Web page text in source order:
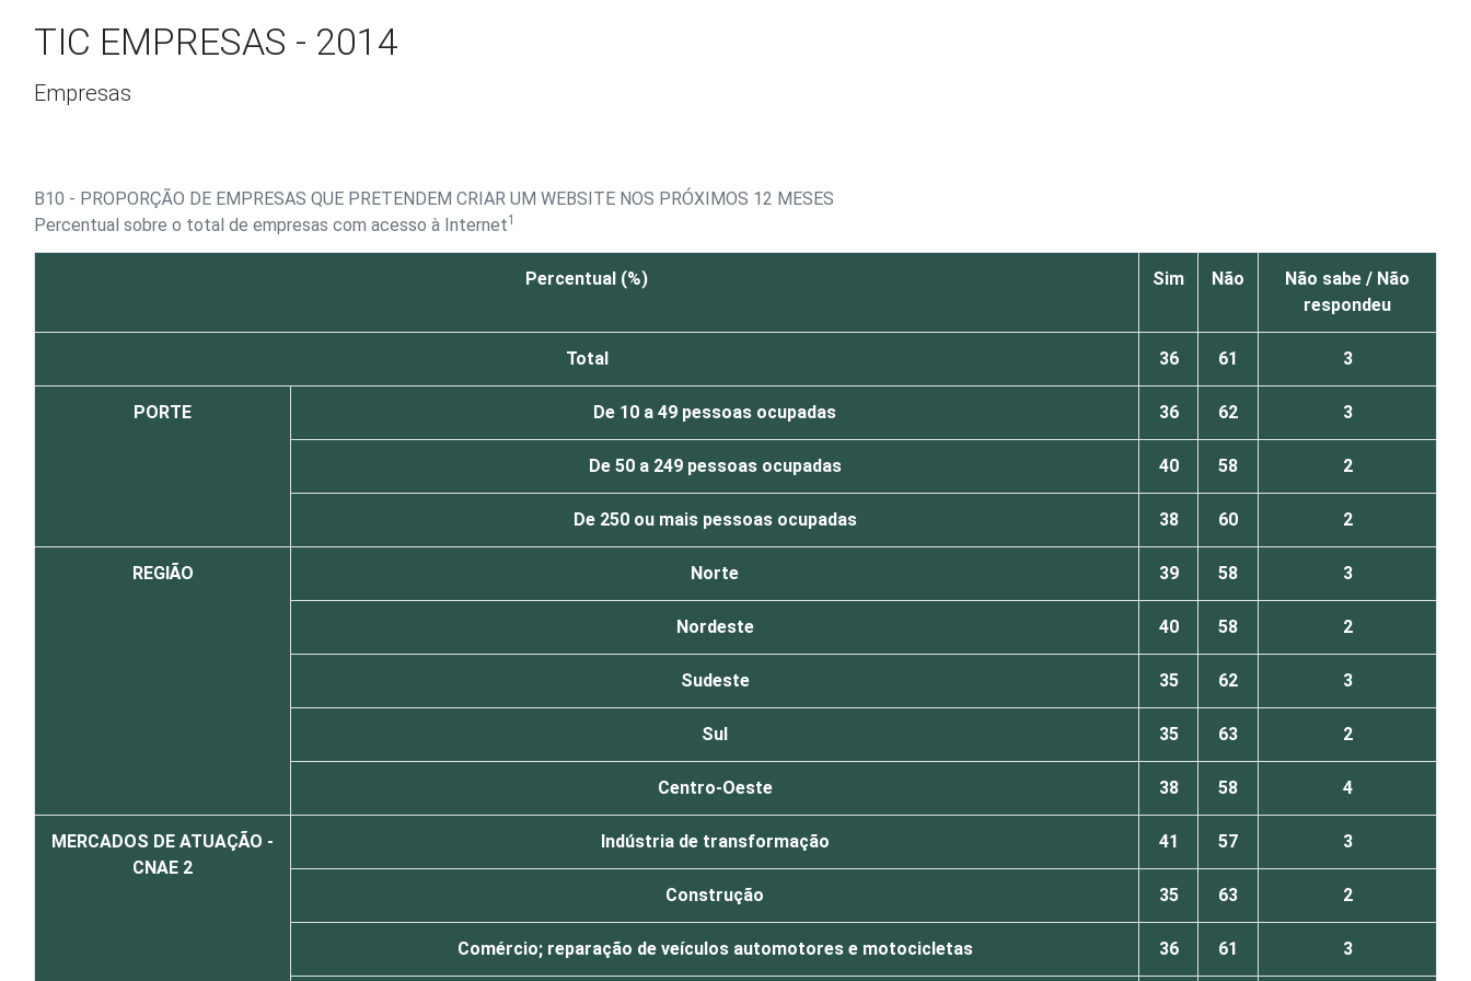
TIC EMPRESAS - 2014
Empresas
B10 - PROPORÇÃO DE EMPRESAS QUE PRETENDEM CRIAR UM WEBSITE NOS PRÓXIMOS 12 MESES
Percentual sobre o total de empresas com acesso à Internet1
Percentual (%) Sim Não
Não sabe / Não
respondeu
Total 36 61 3
PORTE De 10 a 49 pessoas ocupadas 36 62 3
De 50 a 249 pessoas ocupadas 40 58 2
De 250 ou mais pessoas ocupadas 38 60 2
REGIÃO Norte 39 58 3
Nordeste 40 58 2
Sudeste 35 62 3
Sul 35 63 2
Centro-Oeste 38 58 4
MERCADOS DE ATUAÇÃO -
CNAE 2
Indústria de transformação 41 57 3
Construção 35 63 2
Comércio; reparação de veículos automotores e motocicletas 36 61 3